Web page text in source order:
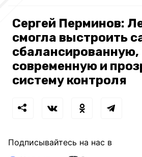
Сергей Перминов:
смогла выстроить
сбалансированную,
современную и
систему контроля
Подписывайтесь на нас в